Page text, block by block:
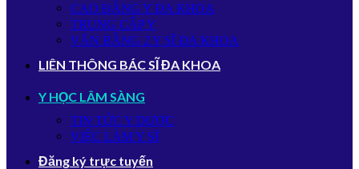
CAO ĐẲNG Y ĐA KHOA
TRUNG CẤP Y
VĂN BẰNG 2 Y SĨ ĐA KHOA
LIÊN THÔNG BÁC SĨ ĐA KHOA
Y HỌC LÂM SÀNG
TIN TỨC Y DƯỢC
VIỆC LÀM Y SĨ
Đăng ký trực tuyến